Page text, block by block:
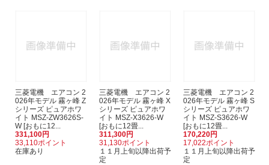
三菱電機 エアコン 2
026年モデル 霧ヶ峰 Z
シリーズ ピュアホワ
イト MSZ-ZW3626S-
W [おもに12...
331,100円
33,110ポイント
在庫あり
三菱電機 エアコン 2
026年モデル 霧ヶ峰 X
シリーズ ピュアホワ
イト MSZ-X3626-W
[おもに12畳...
311,300円
31,130ポイント
１１月上旬以降出荷予
定
三菱電機 エアコン 2
026年モデル 霧ヶ峰 S
シリーズ ピュアホワ
イト MSZ-S3626-W
[おもに12畳...
170,220円
17,022ポイント
１１月上旬以降出荷予
定